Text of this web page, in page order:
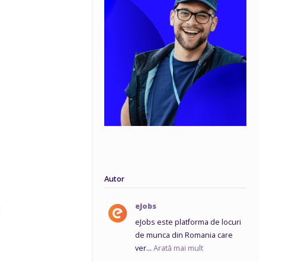
Autor
eJobs
eJobs este platforma de locuri
de munca din Romania care
ver...Arată mai mult